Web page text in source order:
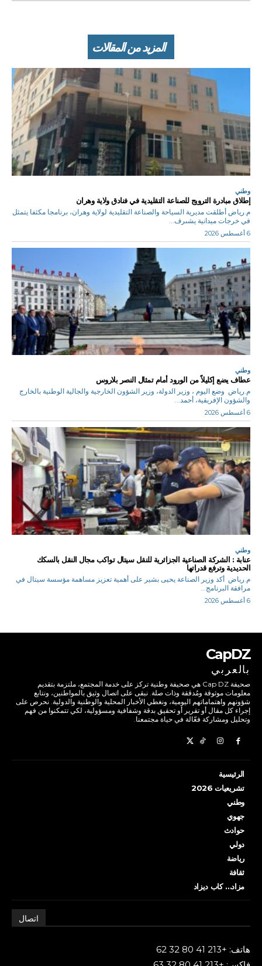
المزيد من المقالات
وطني
إطلاق مبادرة الترويج للصناعة التقليدية في فنادق ولاية وهران
م.رياض أطلقت مديرية السياحة والصناعة التقليدية لولاية وهران، برنامجا مكثفا يتمثل
في خرجات ميدانية يشىرف...
6 أغسطس 2026
وطني
عطاف يضع إكليلاً من الورود أمام تمثال النصر بلاروس
م.رياض وضع اليوم ، وزير الدولة، وزير الشؤون الخارجية والجالية الوطنية بالخارج
والشؤون الإفريقية، أحمد...
6 أغسطس 2026
وطني
عنابة : الشركة الصناعية الجزائرية للنقل سيتال تواكب مجال النقل بالسكك
الحديدية وترفع قدراتها
م.رياض أكد وزير الصناعة يحيى بشير على أهمية تعزيز مساهمة مؤسسة سيتال في
مرافقة البرنامج...
6 أغسطس 2026
CapDZ
بالعربي
صحيفة Cap DZ هي صحيفة وطنية تركز على خدمة المجتمع، ملتزمة بتقديم
معلومات موثوقة ومُدققة وذات صلة. نبقى على اتصال وثيق بالمواطنين، ونتابع
شؤونهم واهتماماتهم اليومية، ونغطي الأخبار المحلية والوطنية والدولية. نحرص على
إجراء كل مقال أو تقرير أو تحقيق بدقة وشفافية ومسؤولية، لكي تتمكنوا من فهم
وتحليل ومشاركة فعّالة في حياة مجتمعنا.
الرئيسية
تشريعيات 2026
وطني
جهوي
حوادث
دولي
رياضة
ثقافة
مزاد… كاب ديزاد
اتصال
هاتف: +213 41 80 32 62